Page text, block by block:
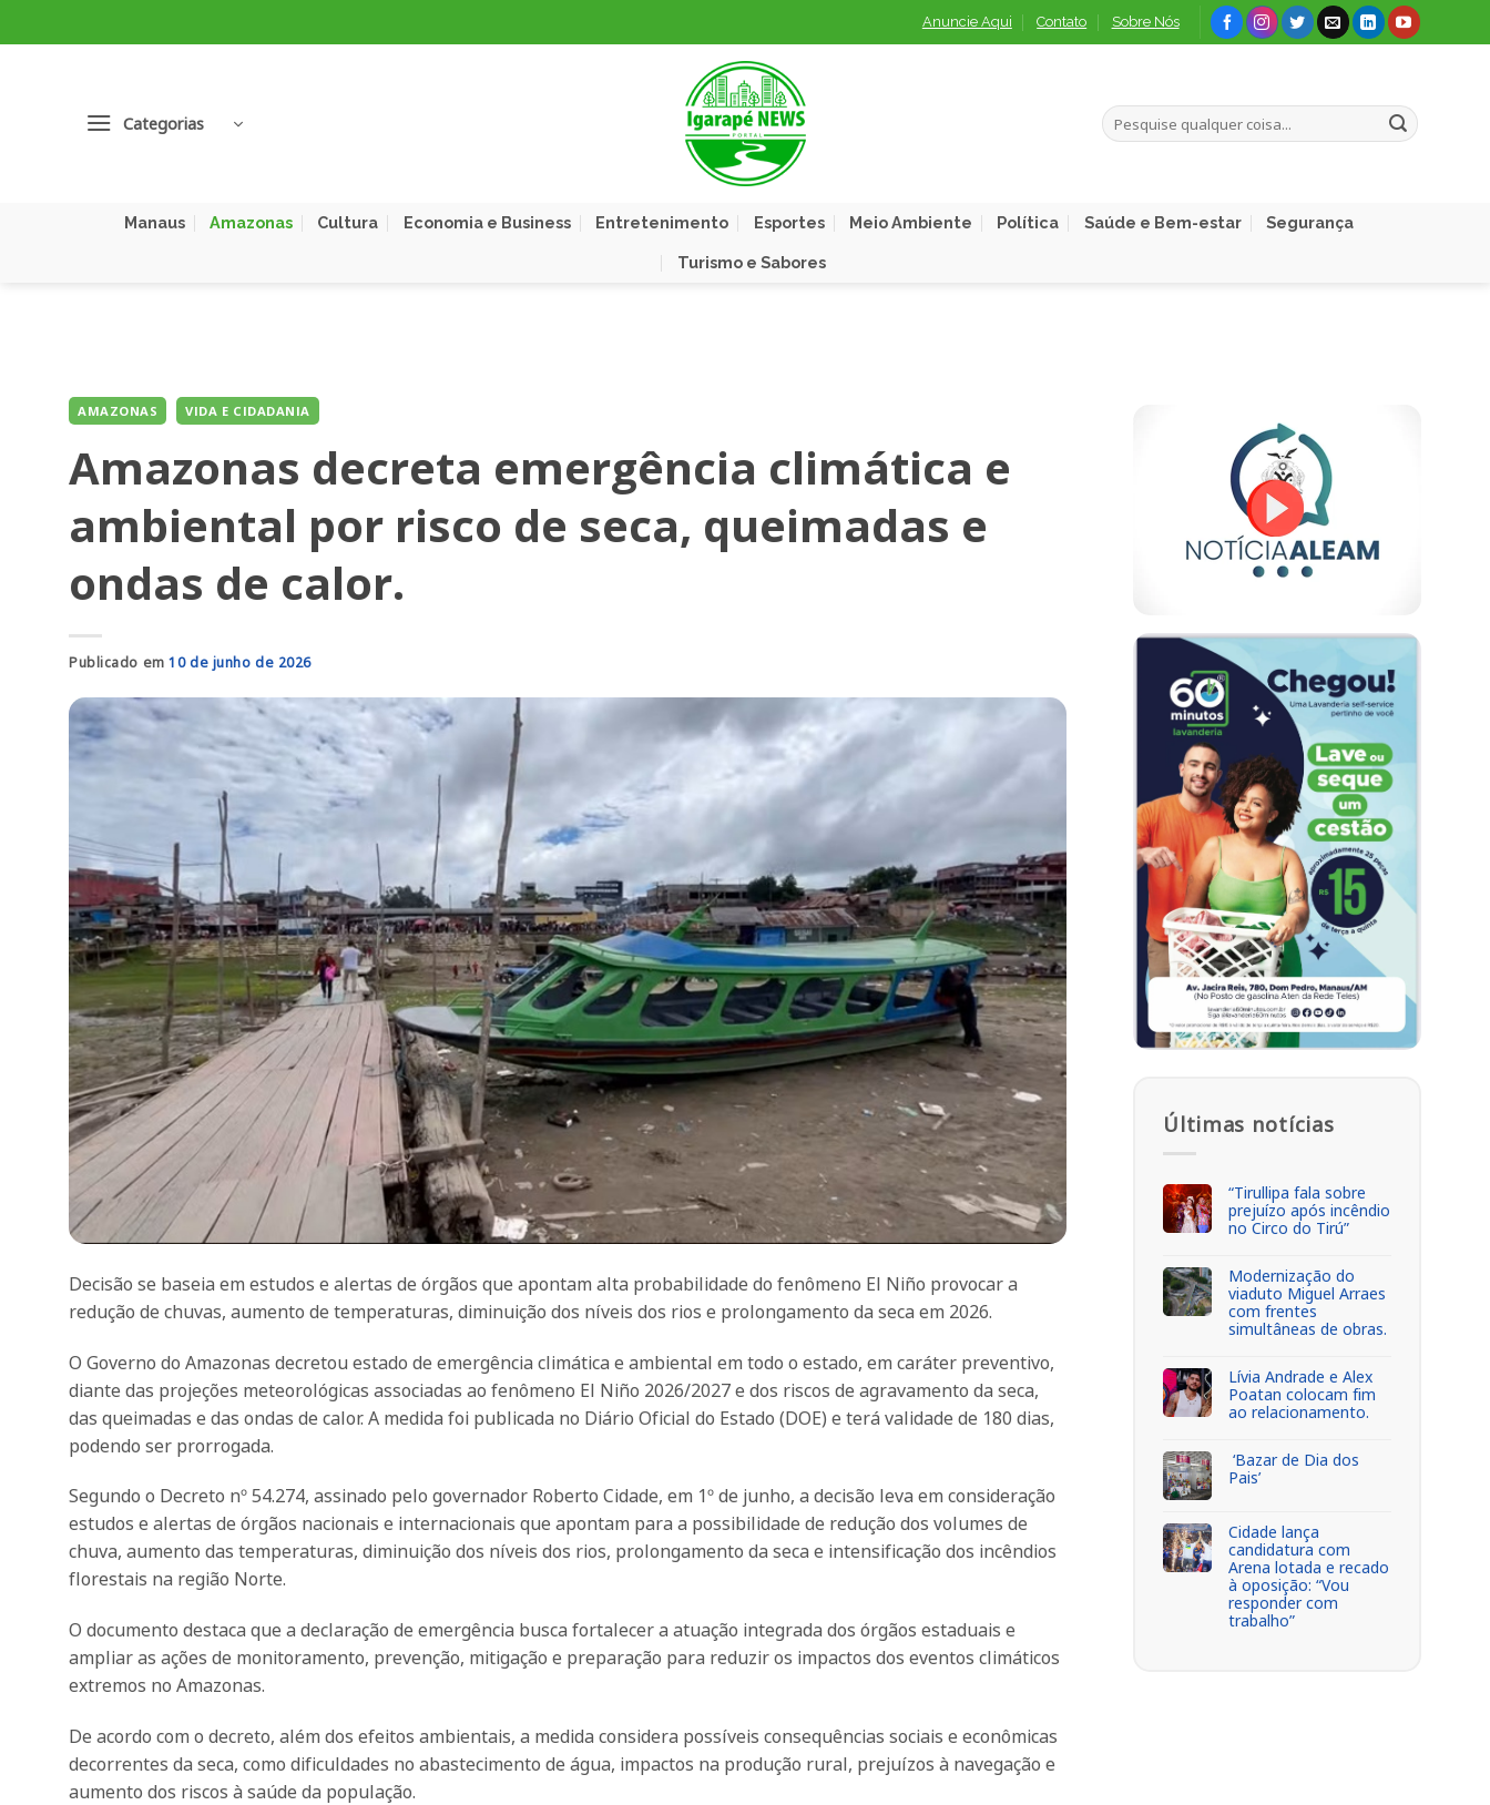
to
Anuncie Aqui Contato Sobre Nós
Categorias
Manaus Amazonas Cultura Economia e Business Entretenimento Esportes Meio Ambiente Política Saúde e Bem-estar Segurança
Turismo e Sabores
AMAZONAS VIDA E CIDADANIA
Amazonas decreta emergência climática e
ambiental por risco de seca, queimadas e
ondas de calor.
Publicado em10 de junho de 2026
Decisão se baseia em estudos e alertas de órgãos que apontam alta probabilidade do fenômeno El Niño provocar a
redução de chuvas, aumento de temperaturas, diminuição dos níveis dos rios e prolongamento da seca em 2026.
O Governo do Amazonas decretou estado de emergência climática e ambiental em todo o estado, em caráter preventivo,
diante das projeções meteorológicas associadas ao fenômeno El Niño 2026/2027 e dos riscos de agravamento da seca,
das queimadas e das ondas de calor. A medida foi publicada no Diário Oficial do Estado (DOE) e terá validade de 180 dias,
podendo ser prorrogada.
Segundo o Decreto nº 54.274, assinado pelo governador Roberto Cidade, em 1º de junho, a decisão leva em consideração
estudos e alertas de órgãos nacionais e internacionais que apontam para a possibilidade de redução dos volumes de
chuva, aumento das temperaturas, diminuição dos níveis dos rios, prolongamento da seca e intensificação dos incêndios
florestais na região Norte.
O documento destaca que a declaração de emergência busca fortalecer a atuação integrada dos órgãos estaduais e
ampliar as ações de monitoramento, prevenção, mitigação e preparação para reduzir os impactos dos eventos climáticos
extremos no Amazonas.
De acordo com o decreto, além dos efeitos ambientais, a medida considera possíveis consequências sociais e econômicas
decorrentes da seca, como dificuldades no abastecimento de água, impactos na produção rural, prejuízos à navegação e
aumento dos riscos à saúde da população.
Últimas notícias
“Tirullipa fala sobre
prejuízo após incêndio
no Circo do Tirú”
Modernização do
viaduto Miguel Arraes
com frentes
simultâneas de obras.
Lívia Andrade e Alex
Poatan colocam fim
ao relacionamento.
‘Bazar de Dia dos
Pais’
Cidade lança
candidatura com
Arena lotada e recado
à oposição: “Vou
responder com
trabalho”